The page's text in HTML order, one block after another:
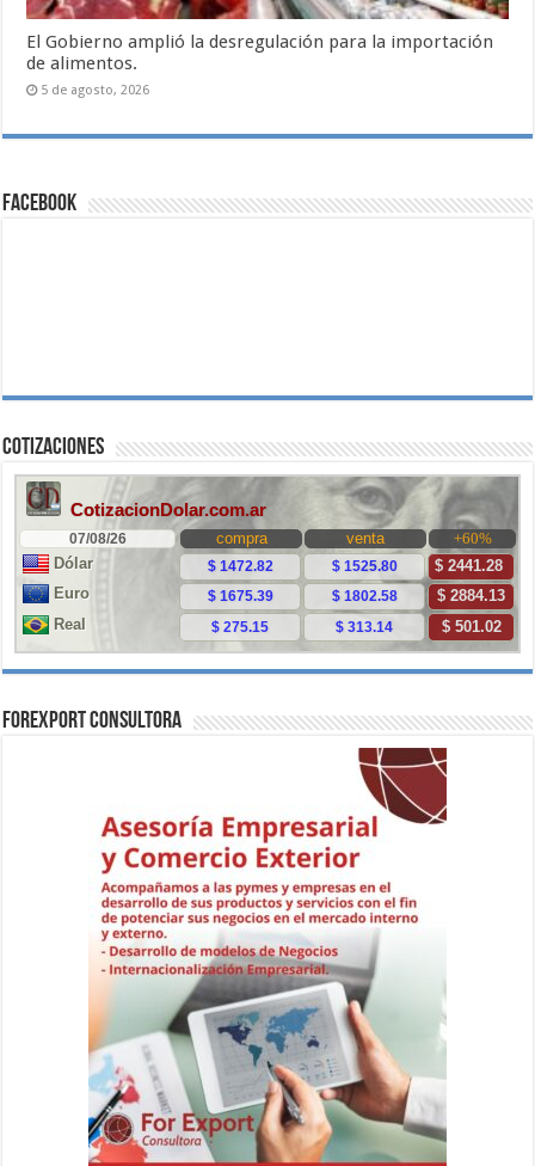
El Gobierno amplió la desregulación para la importación
de alimentos.
5 de agosto, 2026
Facebook
Cotizaciones
ForExport Consultora